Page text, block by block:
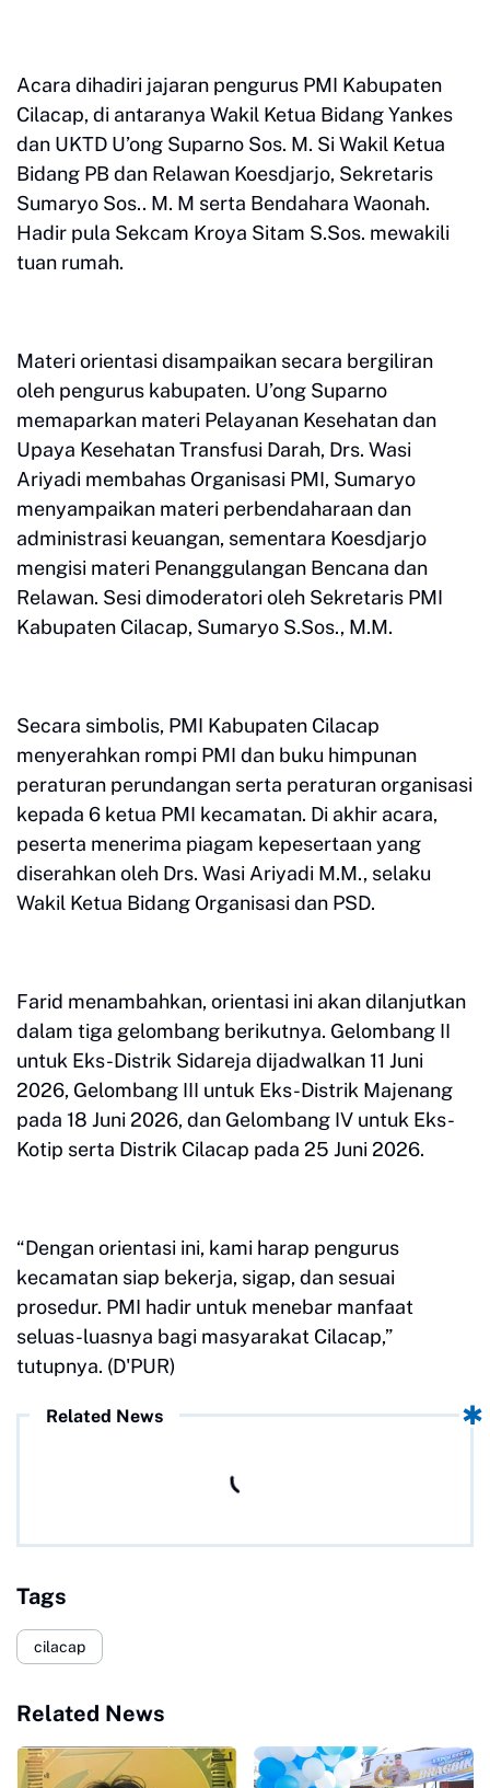
Acara dihadiri jajaran pengurus PMI Kabupaten
Cilacap, di antaranya Wakil Ketua Bidang Yankes
dan UKTD U’ong Suparno Sos. M. Si Wakil Ketua
Bidang PB dan Relawan Koesdjarjo, Sekretaris
Sumaryo Sos.. M. M serta Bendahara Waonah.
Hadir pula Sekcam Kroya Sitam S.Sos. mewakili
tuan rumah.
Materi orientasi disampaikan secara bergiliran
oleh pengurus kabupaten. U’ong Suparno
memaparkan materi Pelayanan Kesehatan dan
Upaya Kesehatan Transfusi Darah, Drs. Wasi
Ariyadi membahas Organisasi PMI, Sumaryo
menyampaikan materi perbendaharaan dan
administrasi keuangan, sementara Koesdjarjo
mengisi materi Penanggulangan Bencana dan
Relawan. Sesi dimoderatori oleh Sekretaris PMI
Kabupaten Cilacap, Sumaryo S.Sos., M.M.
Secara simbolis, PMI Kabupaten Cilacap
menyerahkan rompi PMI dan buku himpunan
peraturan perundangan serta peraturan organisasi
kepada 6 ketua PMI kecamatan. Di akhir acara,
peserta menerima piagam kepesertaan yang
diserahkan oleh Drs. Wasi Ariyadi M.M., selaku
Wakil Ketua Bidang Organisasi dan PSD.
Farid menambahkan, orientasi ini akan dilanjutkan
dalam tiga gelombang berikutnya. Gelombang II
untuk Eks-Distrik Sidareja dijadwalkan 11 Juni
2026, Gelombang III untuk Eks-Distrik Majenang
pada 18 Juni 2026, dan Gelombang IV untuk Eks-
Kotip serta Distrik Cilacap pada 25 Juni 2026.
“Dengan orientasi ini, kami harap pengurus
kecamatan siap bekerja, sigap, dan sesuai
prosedur. PMI hadir untuk menebar manfaat
seluas-luasnya bagi masyarakat Cilacap,”
tutupnya. (D'PUR)
Related News
Tags
cilacap
Related News